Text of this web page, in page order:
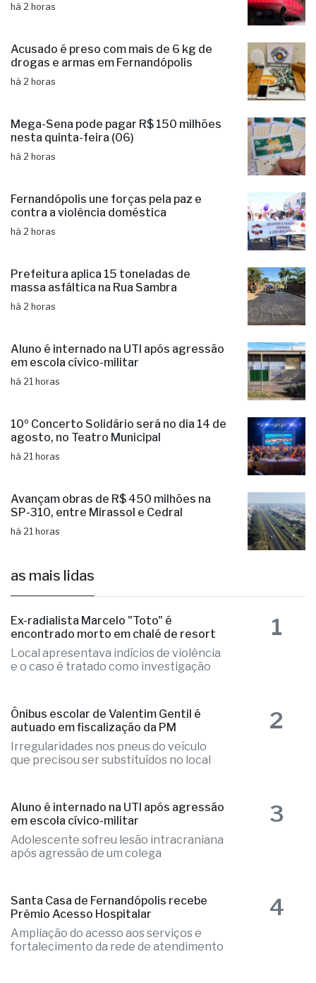
há 2 horas
Acusado é preso com mais de 6 kg de
drogas e armas em Fernandópolis
há 2 horas
Mega-Sena pode pagar R$ 150 milhões
nesta quinta-feira (06)
há 2 horas
Fernandópolis une forças pela paz e
contra a violência doméstica
há 2 horas
Prefeitura aplica 15 toneladas de
massa asfáltica na Rua Sambra
há 2 horas
Aluno é internado na UTI após agressão
em escola cívico-militar
há 21 horas
10º Concerto Solidário será no dia 14 de
agosto, no Teatro Municipal
há 21 horas
Avançam obras de R$ 450 milhões na
SP-310, entre Mirassol e Cedral
há 21 horas
as mais lidas
Ex-radialista Marcelo "Toto" é
encontrado morto em chalé de resort
Local apresentava indícios de violência
e o caso é tratado como investigação
1
Ônibus escolar de Valentim Gentil é
autuado em fiscalização da PM
Irregularidades nos pneus do veículo
que precisou ser substituídos no local
2
Aluno é internado na UTI após agressão
em escola cívico-militar
Adolescente sofreu lesão intracraniana
após agressão de um colega
3
Santa Casa de Fernandópolis recebe
Prêmio Acesso Hospitalar
Ampliação do acesso aos serviços e
fortalecimento da rede de atendimento
4